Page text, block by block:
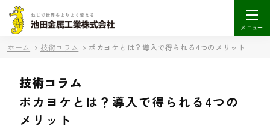
メニュー
ホーム 技術コラム ポカヨケとは？導入で得られる4つのメリット
技術コラム
ポカヨケとは？導入で得られる4つの
メリット